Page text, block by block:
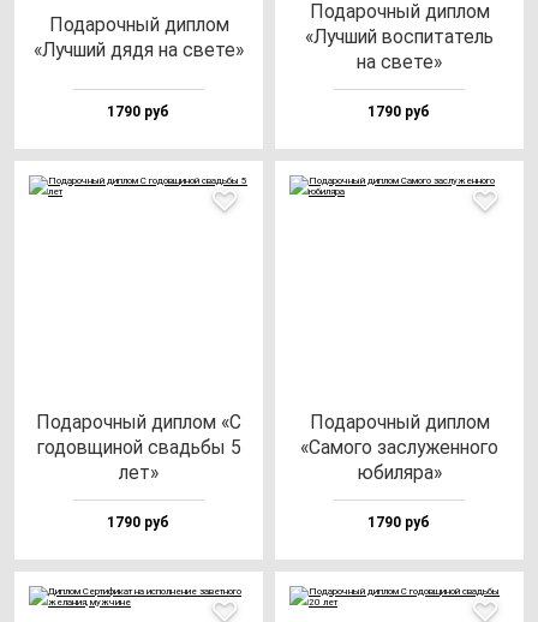
Пода­роч­ный дип­лом
«Луч­ший дя­дя на све­те»
1790 руб
Пода­роч­ный дип­лом
«Луч­ший вос­пи­та­тель
на све­те»
1790 руб
Пода­роч­ный дип­лом «С
го­дов­щи­ной свадь­бы 5
лет»
1790 руб
Пода­роч­ный дип­лом
«Само­го зас­лу­жен­но­го
юби­ля­ра»
1790 руб